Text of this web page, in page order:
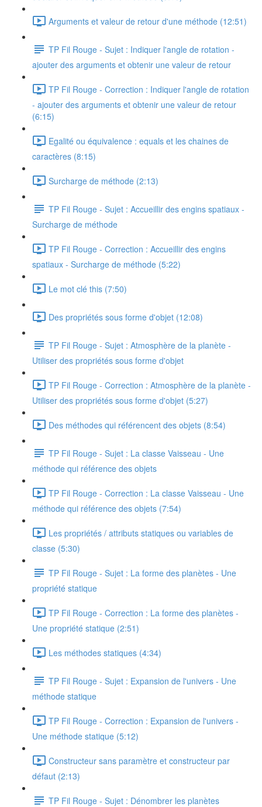
Arguments et valeur de retour d'une méthode (12:51)
TP Fil Rouge - Sujet : Indiquer l'angle de rotation -
ajouter des arguments et obtenir une valeur de retour
TP Fil Rouge - Correction : Indiquer l'angle de rotation
- ajouter des arguments et obtenir une valeur de retour
(6:15)
Egalité ou équivalence : equals et les chaines de
caractères (8:15)
Surcharge de méthode (2:13)
TP Fil Rouge - Sujet : Accueillir des engins spatiaux -
Surcharge de méthode
TP Fil Rouge - Correction : Accueillir des engins
spatiaux - Surcharge de méthode (5:22)
Le mot clé this (7:50)
Des propriétés sous forme d'objet (12:08)
TP Fil Rouge - Sujet : Atmosphère de la planète -
Utiliser des propriétés sous forme d'objet
TP Fil Rouge - Correction : Atmosphère de la planète -
Utiliser des propriétés sous forme d'objet (5:27)
Des méthodes qui référencent des objets (8:54)
TP Fil Rouge - Sujet : La classe Vaisseau - Une
méthode qui référence des objets
TP Fil Rouge - Correction : La classe Vaisseau - Une
méthode qui référence des objets (7:54)
Les propriétés / attributs statiques ou variables de
classe (5:30)
TP Fil Rouge - Sujet : La forme des planètes - Une
propriété statique
TP Fil Rouge - Correction : La forme des planètes -
Une propriété statique (2:51)
Les méthodes statiques (4:34)
TP Fil Rouge - Sujet : Expansion de l'univers - Une
méthode statique
TP Fil Rouge - Correction : Expansion de l'univers -
Une méthode statique (5:12)
Constructeur sans paramètre et constructeur par
défaut (2:13)
TP Fil Rouge - Sujet : Dénombrer les planètes